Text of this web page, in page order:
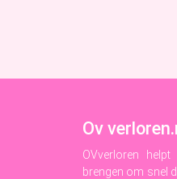
Ov
OVverloren
brengen om snel